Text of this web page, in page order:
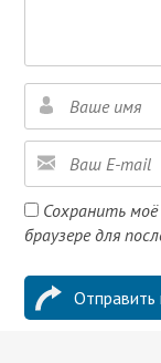
Сохранить
браузере для